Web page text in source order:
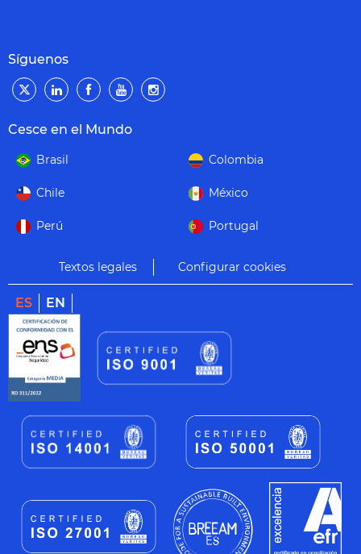
Síguenos
Cesce en el Mundo
Brasil Colombia
Chile México
Perú Portugal
Textos legales Configurar cookies
ES EN